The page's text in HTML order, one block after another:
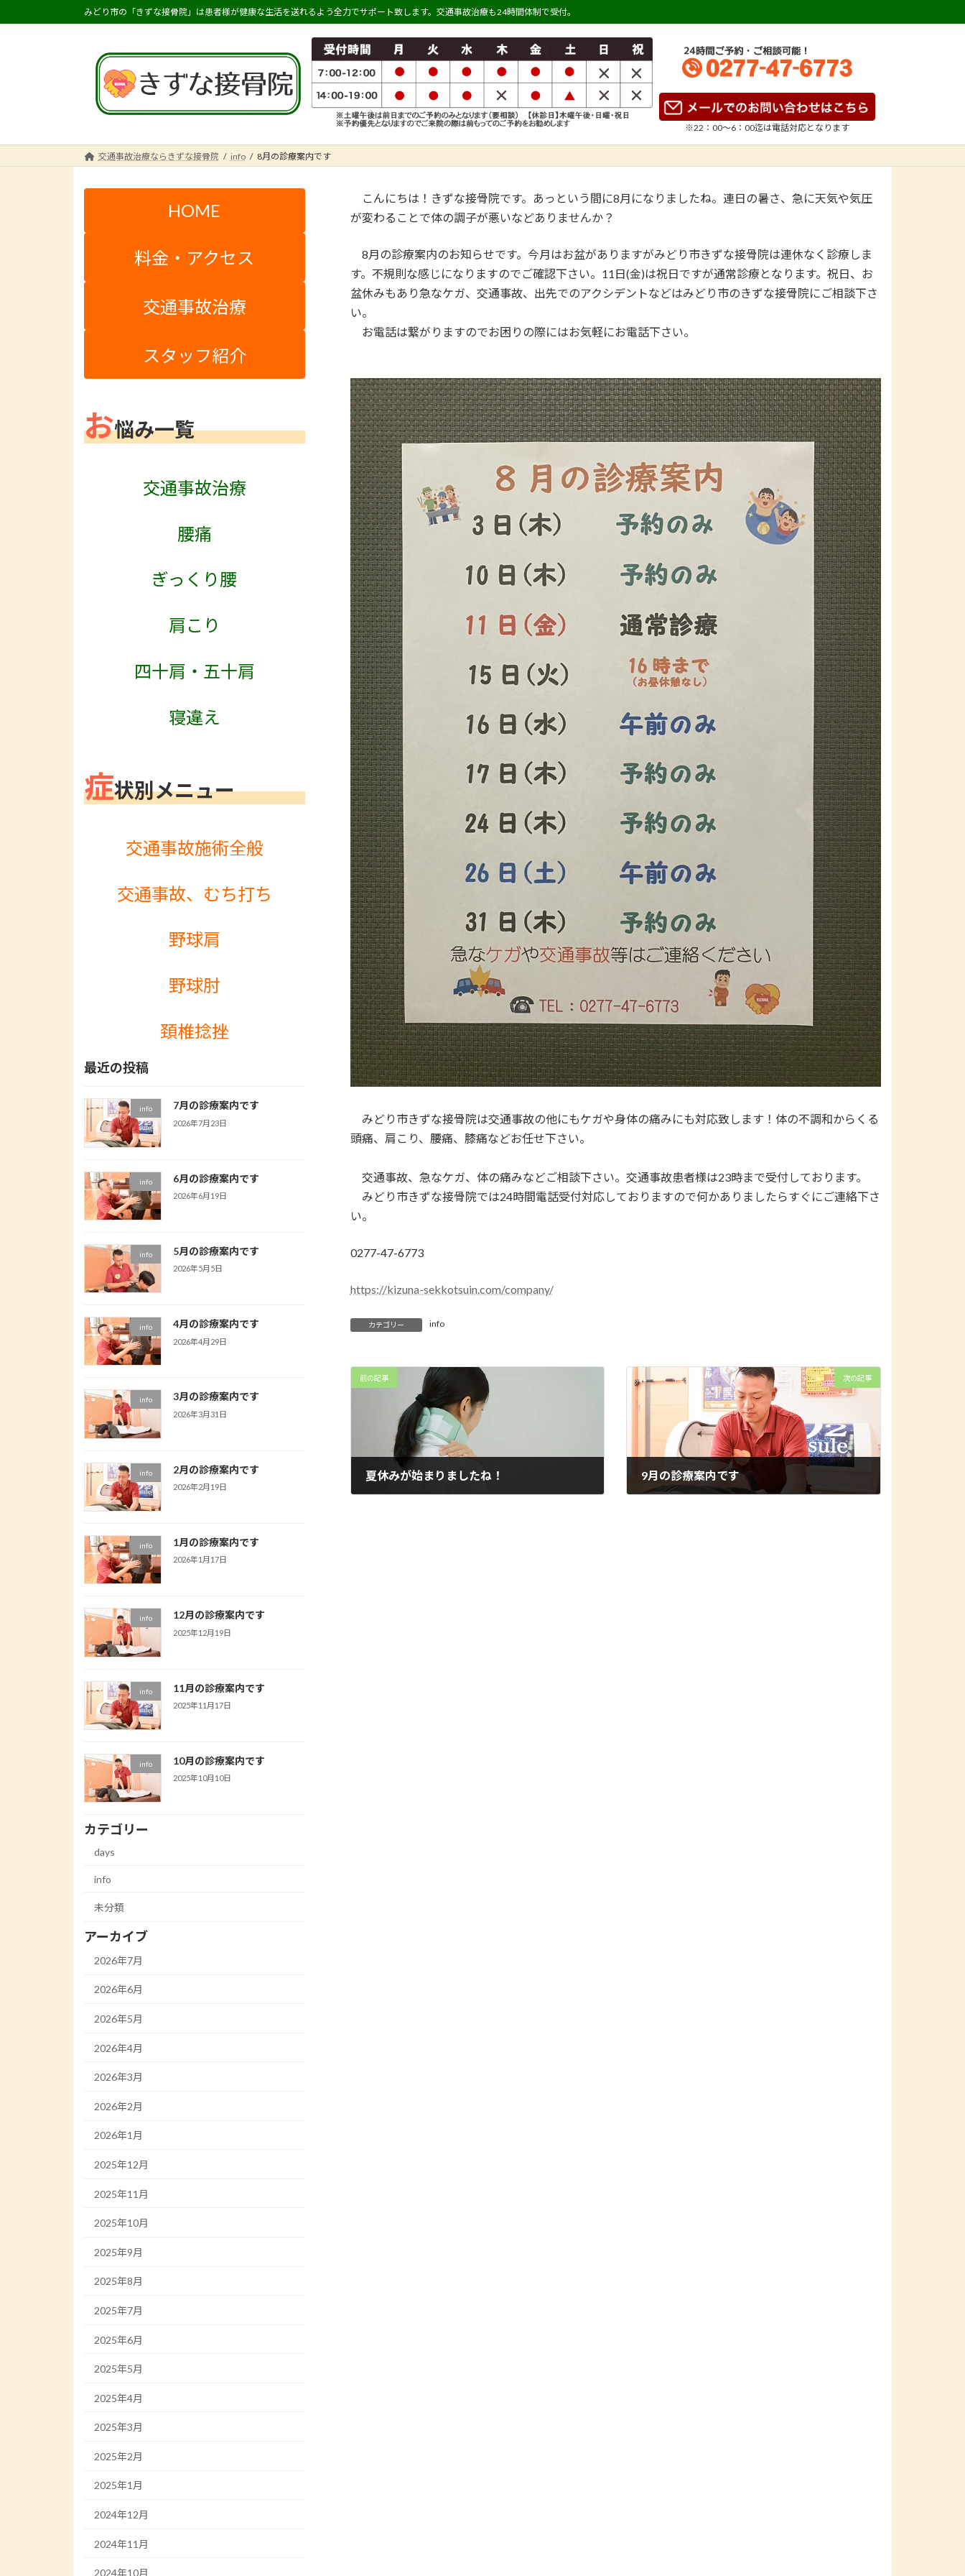
ン
ッ
ビ
移
みどり市の「きずな接骨院」は患者様が健康な生活を送れるよう全力でサポート致します。交通事故治療も24時間体制で受付。
※22：00～6：00迄は電話対応となります
交通事故治療ならきずな接骨院 info 8月の診療案内です
こんにちは！きずな接骨院です。あっという間に8月になりましたね。連日の暑さ、急に天気や気圧
が変わることで体の調子が悪いなどありませんか？
8月の診療案内のお知らせです。今月はお盆がありますがみどり市きずな接骨院は連休なく診療しま
す。不規則な感じになりますのでご確認下さい。11日(金)は祝日ですが通常診療となります。祝日、お
盆休みもあり急なケガ、交通事故、出先でのアクシデントなどはみどり市のきずな接骨院にご相談下さ
い。
お電話は繋がりますのでお困りの際にはお気軽にお電話下さい。
みどり市きずな接骨院は交通事故の他にもケガや身体の痛みにも対応致します！体の不調和からくる
頭痛、肩こり、腰痛、膝痛などお任せ下さい。
交通事故、急なケガ、体の痛みなどご相談下さい。交通事故患者様は23時まで受付しております。
みどり市きずな接骨院では24時間電話受付対応しておりますので何かありましたらすぐにご連絡下さ
い。
0277-47-6773
https://kizuna-sekkotsuin.com/company/
カテゴリー info
前の記事
夏休みが始まりましたね！
次の記事
9月の診療案内です
HOME
料金・アクセス
交通事故治療
スタッフ紹介
お悩み一覧
交通事故治療
腰痛
ぎっくり腰
肩こり
四十肩・五十肩
寝違え
症状別メニュー
交通事故施術全般
交通事故、むち打ち
野球肩
野球肘
頚椎捻挫
最近の投稿
info 7月の診療案内です
2026年7月23日
info 6月の診療案内です
2026年6月19日
info 5月の診療案内です
2026年5月5日
info 4月の診療案内です
2026年4月29日
info 3月の診療案内です
2026年3月31日
info 2月の診療案内です
2026年2月19日
info 1月の診療案内です
2026年1月17日
info 12月の診療案内です
2025年12月19日
info 11月の診療案内です
2025年11月17日
info 10月の診療案内です
2025年10月10日
カテゴリー
days
info
未分類
アーカイブ
2026年7月
2026年6月
2026年5月
2026年4月
2026年3月
2026年2月
2026年1月
2025年12月
2025年11月
2025年10月
2025年9月
2025年8月
2025年7月
2025年6月
2025年5月
2025年4月
2025年3月
2025年2月
2025年1月
2024年12月
2024年11月
2024年10月